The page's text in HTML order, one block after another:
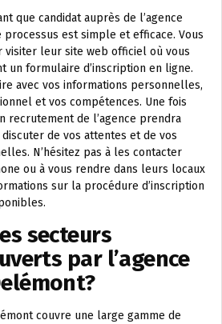
que candidat auprès de l’agence
est simple et efficace. Vous
visiter leur site web officiel où vous
un formulaire d’inscription en ligne.
avec vos informations personnelles,
et vos compétences. Une fois
recrutement de l’agence prendra
de vos attentes et de vos
N’hésitez pas à les contacter
ou à vous rendre dans leurs locaux
sur la procédure d’inscription
secteurs
par l’agence
couvre une large gamme de